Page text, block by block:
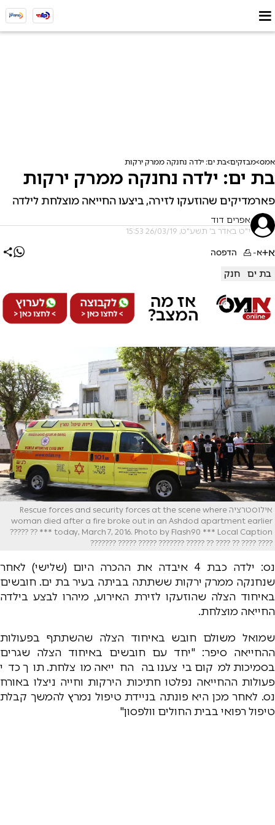
אמס מבזקים בת ים: ילדה נחנקה ממרק ירקות
בת ים: ילדה נחנקה ממרק ירקות
פארמדיקים שהוזעקו לזירה, ביצעו החייאה מוצלחת לילדה
אפרים דוד
י"ט באדר ב׳ תשע"ט, 26/03/19 15:53
א+א- הדפסה
בת ים חנק
אילוסטרציה Rescue forces and security forces at the scene where
woman died after a fire broke out in an Ashdod apartment earlier
today, March 7, 2016. Photo by Flash90 *** Local Caption *** ?? ?????
???? ???? ?? ???? ?? ????? ??????? ????? ????? ???????
נס: ילדה כבת 4 איבדה את ההכרה היום (שלישי) לאחר
שנחנקה ממרק ירקות ששתתה בביתה בעיר בת ים. חובשים
באיחוד הצלה שהוזעקו לזירת האירוע, מיהרו לבצע בילדה
החייאה מוצלחת.
שמואל משולם חובש באיחוד הצלה שהשתתף בפעולות
ההחייאה סיפר: "יחד עם חובשים באיחוד הצלה שגרים
בסמיכות למקום ביצענו בה החייאה מוצלחת. תוך כדי
פעולות ההחייאה נפלטו חתיכות הירקות וחייה ניצלו באורח
נס. לאחר מכן היא פונתה בניידת טיפול נמרץ להמשך קבלת
טיפול רפואי בבית החולים וולפסון"